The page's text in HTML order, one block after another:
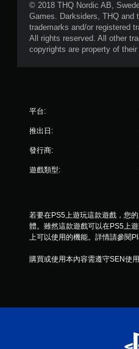
© 2018 THQ Nordic AB,
Games. Darksiders, THQ and
trademarks and/or registered
All rights reserved. All other
copyrights are property of
平台:
推出日:
發行商:
遊戲類型:
若要在PS5上遊玩這款遊戲，您
體。雖然這款遊戲可以在PS5上
上可以使用的機能。詳情請參閱
購買或使用本內容需遵守SEN使